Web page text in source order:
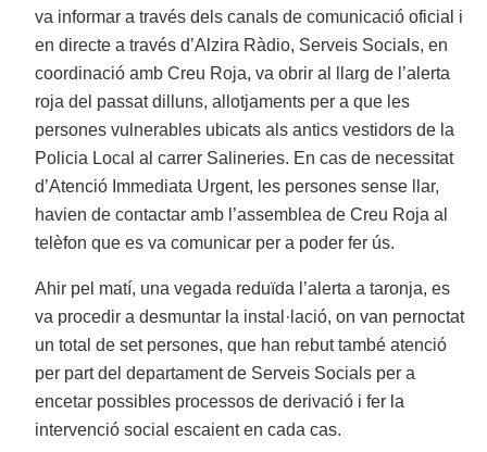
va informar a través dels canals de comunicació oficial i
en directe a través d’Alzira Ràdio, Serveis Socials, en
coordinació amb Creu Roja, va obrir al llarg de l’alerta
roja del passat dilluns, allotjaments per a que les
persones vulnerables ubicats als antics vestidors de la
Policia Local al carrer Salineries. En cas de necessitat
d’Atenció Immediata Urgent, les persones sense llar,
havien de contactar amb l’assemblea de Creu Roja al
telèfon que es va comunicar per a poder fer ús.
Ahir pel matí, una vegada reduïda l’alerta a taronja, es
va procedir a desmuntar la instal·lació, on van pernoctat
un total de set persones, que han rebut també atenció
per part del departament de Serveis Socials per a
encetar possibles processos de derivació i fer la
intervenció social escaient en cada cas.